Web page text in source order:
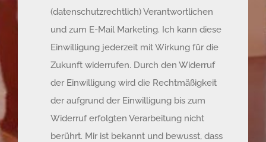
(datenschutzrechtlich) Verantwortlichen
und zum E-Mail Marketing. Ich kann diese
Einwilligung jederzeit mit Wirkung für die
Zukunft widerrufen. Durch den Widerruf
der Einwilligung wird die Rechtmäßigkeit
der aufgrund der Einwilligung bis zum
Widerruf erfolgten Verarbeitung nicht
berührt. Mir ist bekannt und bewusst, dass